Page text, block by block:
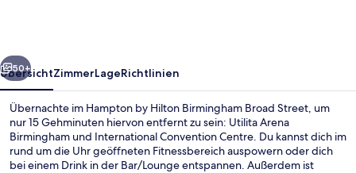
Weiter
50+
ÜbersichtZimmerLageRichtlinien
Übernachte im Hampton by Hilton Birmingham Broad Street, um
nur 15 Gehminuten hiervon entfernt zu sein: Utilita Arena
Birmingham und International Convention Centre. Du kannst dich im
rund um die Uhr geöffneten Fitnessbereich auspowern oder dich
bei einem Drink in der Bar/Lounge entspannen. Außerdem ist